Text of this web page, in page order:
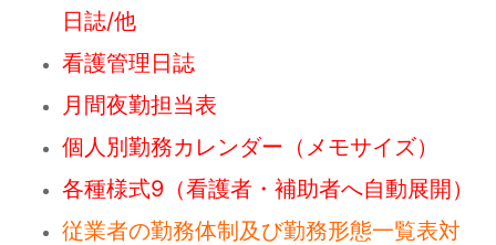
日誌/他
看護管理日誌
月間夜勤担当表
個人別勤務カレンダー（メモサイズ）
各種様式9（看護者・補助者へ自動展開）
従業者の勤務体制及び勤務形態一覧表対